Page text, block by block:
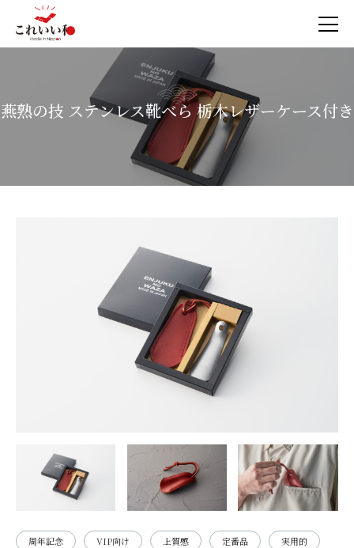
燕熟の技 ステンレス靴べら 栃木レザーケース付き
周年記念 VIP向け 上質感 定番品 実用的